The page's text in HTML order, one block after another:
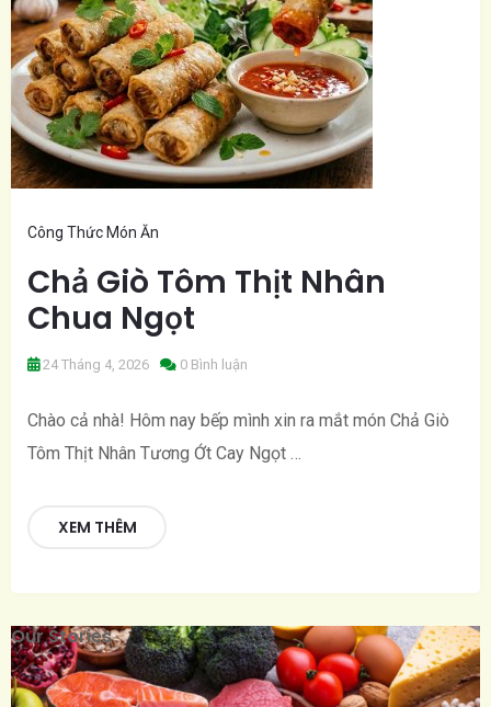
Công Thức Món Ăn
Chả Giò Tôm Thịt Nhân
Chua Ngọt
24 Tháng 4, 2026 0 Bình luận
Chào cả nhà! Hôm nay bếp mình xin ra mắt món Chả Giò
Tôm Thịt Nhân Tương Ớt Cay Ngọt …
XEM THÊM
Our Stories
We Are Healthy Food
Organic.